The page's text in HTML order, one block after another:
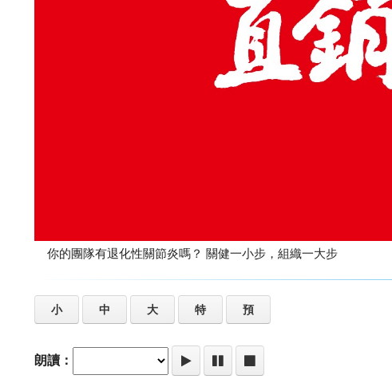
你的團隊有退化性關節炎嗎？ 關健一小步，組織一大步
小 中 大 特 預
朗讀：